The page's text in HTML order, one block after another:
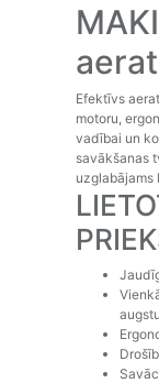
Efektīvs
motoru,
vadībai un
savākšanas
uzglabājams